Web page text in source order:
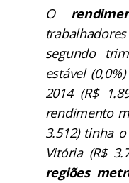
O
trabalhadores
segundo
estável
2014 (R$
rendimento
3.512) tinha
Vitória (R$
regiões